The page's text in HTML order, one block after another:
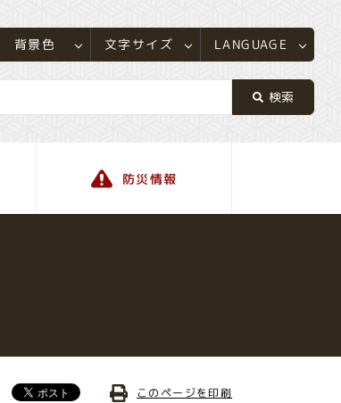
背景色 文字サイズ LANGUAGE
防災情報
このページを印刷